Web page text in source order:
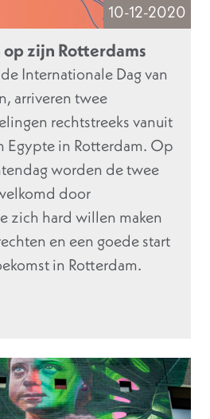
10-12-2020
zijn Rotterdams
Internationale Dag van
arriveren twee
rechtstreeks vanuit
Egypte in Rotterdam. Op
worden de twee
door
zich hard willen maken
en een goede start
in Rotterdam.